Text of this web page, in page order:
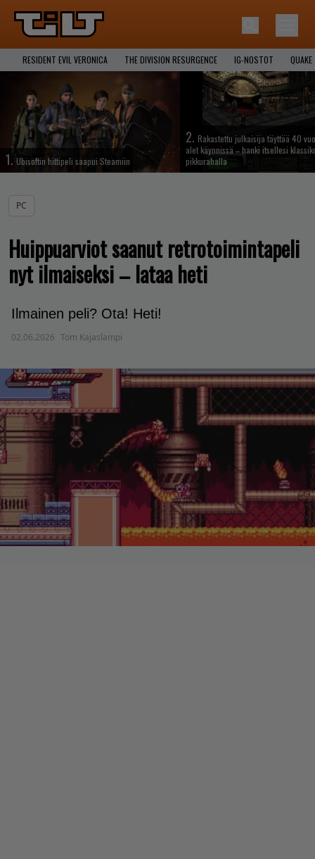
RESIDENT EVIL VERONICA THE DIVISION RESURGENCE IG-NOSTOT QUAKE
1. Ubisoftin hittipeli saapui Steamiin
2. Rakastettu julkaisija täyttää 40
alet käynnissä – hanki itsellesi
pikkurahalla
PC
Huippuarviot saanut retrotoimintapeli
nyt ilmaiseksi – lataa heti
Ilmainen peli? Ota! Heti!
02.06.2026 Tom Kajaslampi